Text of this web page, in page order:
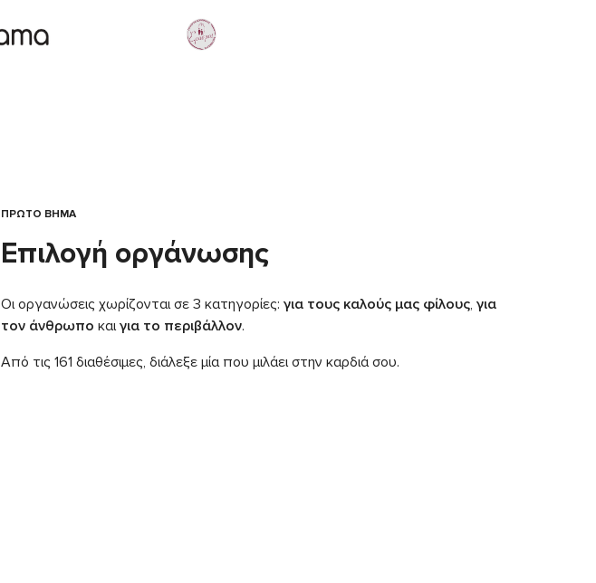
ΠΡΩΤΟ ΒΗΜΑ
Επιλογή οργάνωσης
Οι οργανώσεις χωρίζονται σε 3 κατηγορίες: για τους καλούς μας φίλους, για
τον άνθρωπο καιγια το περιβάλλον.
Από τις 161 διαθέσιμες, διάλεξε μία που μιλάει στην καρδιά σου.